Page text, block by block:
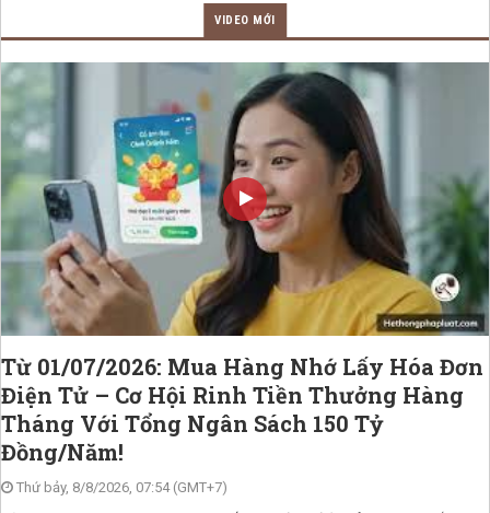
VIDEO MỚI
Từ 01/07/2026: Mua Hàng Nhớ Lấy Hóa Đơn
Điện Tử – Cơ Hội Rinh Tiền Thưởng Hàng
Tháng Với Tổng Ngân Sách 150 Tỷ
Đồng/Năm!
Thứ bảy, 8/8/2026, 07:54 (GMT+7)